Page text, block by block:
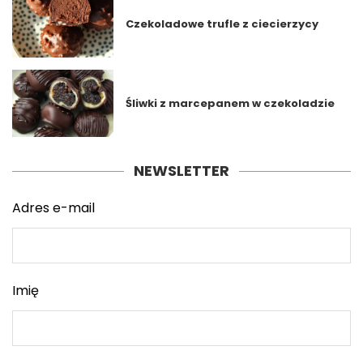
Czekoladowe trufle z ciecierzycy
Śliwki z marcepanem w czekoladzie
NEWSLETTER
Adres e-mail
Imię